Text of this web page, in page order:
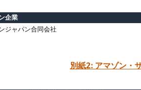
企業
ジャパン合同会社
別紙2: アマゾン・